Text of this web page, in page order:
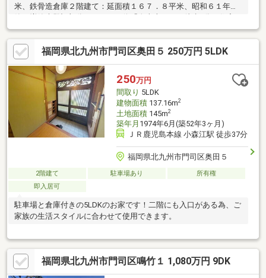
米、鉄骨造倉庫２階建て：延面積１６７．８平米、昭和６１年
内装状況概ね良好ですが、天井部に一部漏水痕等があります。
□□━━━━━━所有者様が住んでおられますので事前に日程の調
整が必要です。営業時間 10時～16時（定休日：水曜日、第2、3火
曜日） この時間帯はお電話でのお問い合わせがスムーズにご案内
できます。右下の電話ボタンをタッチ！もしくはお気軽にお電話
ください ＞＞＞0120-210-393━━━━━━□□
福岡県北九州市門司区奥田５ 250万円 5LDK
250万円
間取り 5LDK
建物面積137.16m2
土地面積145m2
築年月 1974年6月(築52年3ヶ月)
ＪＲ鹿児島本線 小森江駅 徒歩37分
福岡県北九州市門司区奥田５
2階建て 駐車場あり
所有権
即入居可
駐車場と倉庫付きの5LDKのお家です！二階にも入口がある為、ご
家族の生活スタイルに合わせて使用できます。
福岡県北九州市門司区鳴竹１ 1,080万円 9DK